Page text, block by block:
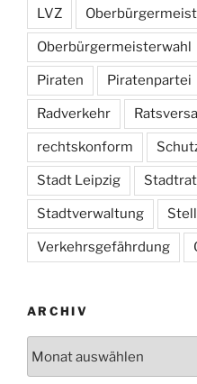
LVZ
Oberbürgermeisterwahl
Piraten Piratenpartei
Radverkehr
rechtskonform
Stadt Leipzig Stadtrat
Stadtverwaltung
Verkehrsgefährdung
ARCHIV